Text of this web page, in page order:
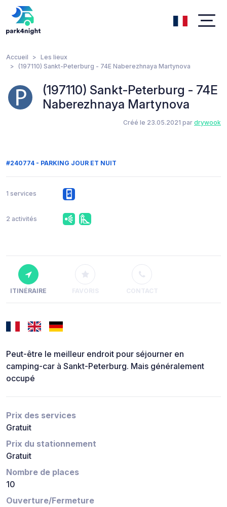
Accueil
Les lieux
(197110) Sankt-Peterburg - 74Е Naberezhnaya Martynova
(197110) Sankt-Peterburg - 74Е
Naberezhnaya Martynova
Créé le 23.05.2021 par drywook
#240774 - PARKING JOUR ET NUIT
1 services
2 activités
ITINÉRAIRE FAVORIS CONTACT
Peut-être le meilleur endroit pour séjourner en
camping-car à Sankt-Peterburg. Mais généralement
occupé
Prix des services
Gratuit
Prix du stationnement
Gratuit
Nombre de places
10
Ouverture/Fermeture